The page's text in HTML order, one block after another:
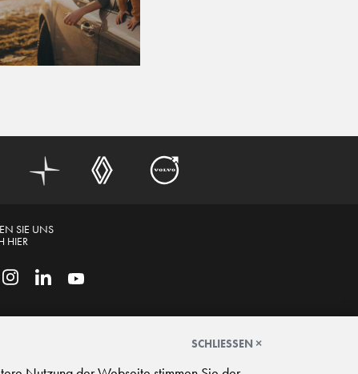
SIE UNS
HIER
SCHLIESSEN ×